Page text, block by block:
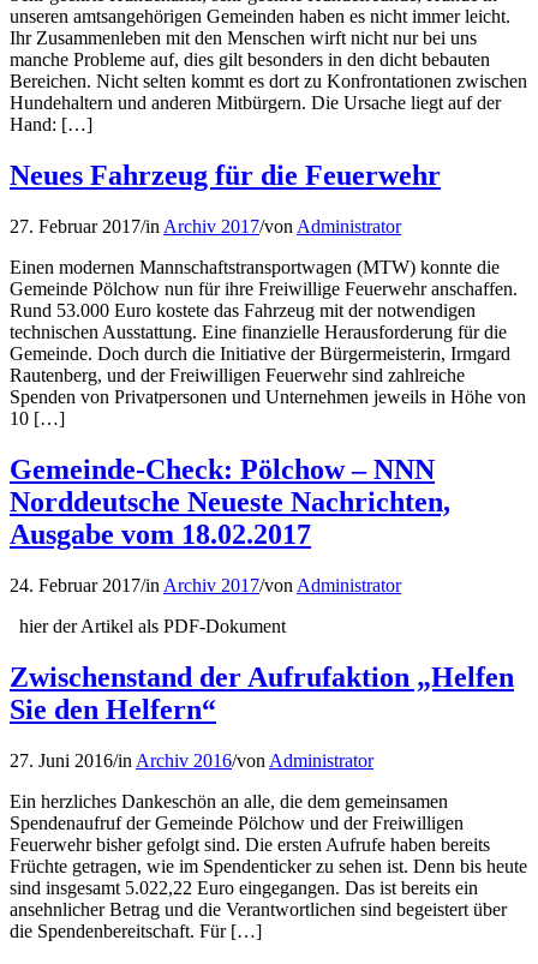
unseren amtsangehörigen Gemeinden haben es nicht immer leicht.
Ihr Zusammenleben mit den Menschen wirft nicht nur bei uns
manche Probleme auf, dies gilt besonders in den dicht bebauten
Bereichen. Nicht selten kommt es dort zu Konfrontationen zwischen
Hundehaltern und anderen Mitbürgern. Die Ursache liegt auf der
Hand: […]
Neues Fahrzeug für die Feuerwehr
27. Februar 2017/in Archiv 2017/von Administrator
Einen modernen Mannschaftstransportwagen (MTW) konnte die
Gemeinde Pölchow nun für ihre Freiwillige Feuerwehr anschaffen.
Rund 53.000 Euro kostete das Fahrzeug mit der notwendigen
technischen Ausstattung. Eine finanzielle Herausforderung für die
Gemeinde. Doch durch die Initiative der Bürgermeisterin, Irmgard
Rautenberg, und der Freiwilligen Feuerwehr sind zahlreiche
Spenden von Privatpersonen und Unternehmen jeweils in Höhe von
10 […]
Gemeinde-Check: Pölchow – NNN
Norddeutsche Neueste Nachrichten,
Ausgabe vom 18.02.2017
24. Februar 2017/in Archiv 2017/von Administrator
hier der Artikel als PDF-Dokument
Zwischenstand der Aufrufaktion „Helfen
Sie den Helfern“
27. Juni 2016/in Archiv 2016/von Administrator
Ein herzliches Dankeschön an alle, die dem gemeinsamen
Spendenaufruf der Gemeinde Pölchow und der Freiwilligen
Feuerwehr bisher gefolgt sind. Die ersten Aufrufe haben bereits
Früchte getragen, wie im Spendenticker zu sehen ist. Denn bis heute
sind insgesamt 5.022,22 Euro eingegangen. Das ist bereits ein
ansehnlicher Betrag und die Verantwortlichen sind begeistert über
die Spendenbereitschaft. Für […]